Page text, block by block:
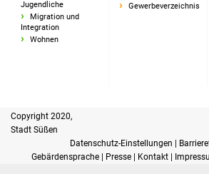
Migration
Jugendliche
Migration und
Integration
Wohnen
Gewerbeverzeichnis
Copyright 2020,
Stadt Süßen
Datenschutz-Einstellungen |
Gebärdensprache | Presse | Kontakt |